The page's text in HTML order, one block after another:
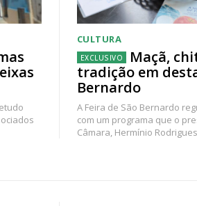
CULTURA
Maçã,
tradição em
Bernardo
A Feira de São Bernardo
com um programa que o
Câmara, Hermínio